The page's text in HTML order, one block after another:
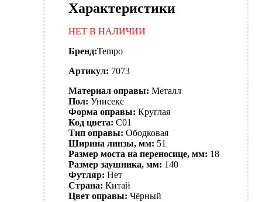
Характеристики
НЕТ В НАЛИЧИИ
Бренд:Tempo
Артикул: 7073
Материал оправы: Металл
Пол: Унисекс
Форма оправы: Круглая
Код цвета: C01
Тип оправы: Ободковая
Ширина линзы, мм: 51
Размер моста на переносице, мм: 18
Размер заушника, мм: 140
Футляр: Нет
Страна: Китай
Цвет оправы: Чёрный